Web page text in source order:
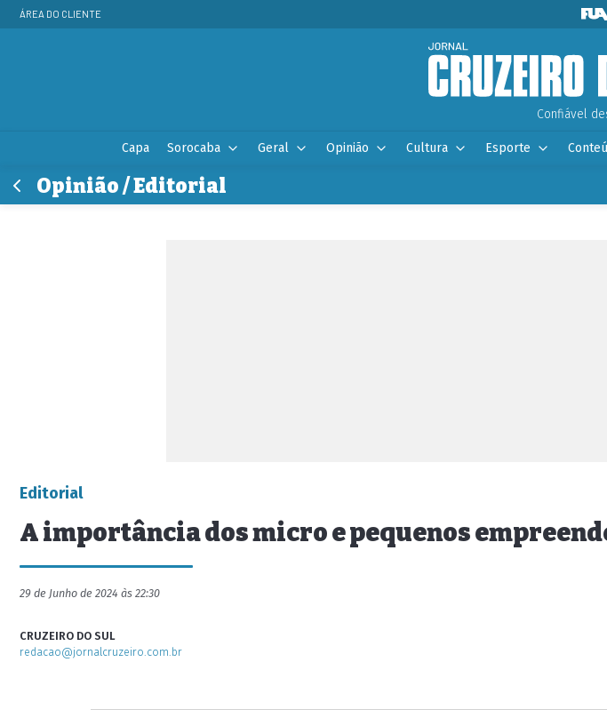
ÁREA DO CLIENTE
Confiável
Capa Sorocaba Geral Opinião Cultura Esporte
Opinião / Editorial
Editorial
A importância dos micro e pequenos
29 de Junho de 2024 às 22:30
CRUZEIRO DO SUL
redacao@jornalcruzeiro.com.br